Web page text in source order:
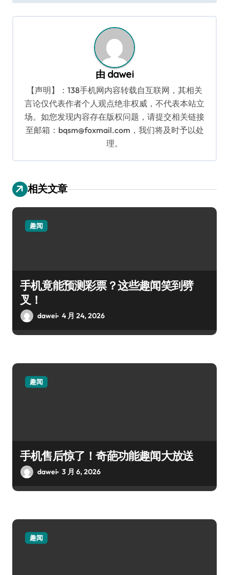
导
由 dawei
【声明】：138手机网内容转载自互联网，其相关
言论仅代表作者个人观点绝非权威，不代表本站立
场。如您发现内容存在版权问题，请提交相关链接
至邮箱：bqsm@foxmail.com，我们将及时予以处
理。
相关文章
趣闻
手机竟能预测彩票？这些趣闻笑到劈
叉！
dawei 4 月 24, 2026
趣闻
手机售后惊了！奇葩功能趣闻大放送
dawei 3 月 6, 2026
趣闻